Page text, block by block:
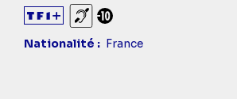
Sourds et malentendants
Déconseillé aux -10 ans
Nationalité
France